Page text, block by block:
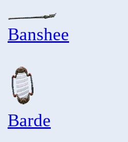
Banshee
Barde